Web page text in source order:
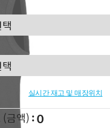
실시간 재고 및 매장위치
(금액) 0